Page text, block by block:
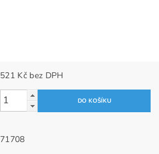
521 Kč bez DPH
71708